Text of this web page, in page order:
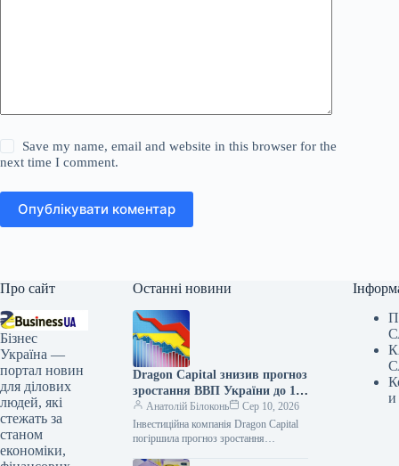
Save my name, email and website in this browser for the
next time I comment.
Опублікувати коментар
Про сайт
Бізнес
Україна —
портал новин
для ділових
людей, які
стежать за
станом
економіки,
Останні новини
Dragon Capital знизив прогноз
зростання ВВП України до 1%
у 2026 році
Анатолій Білоконь
Сер 10, 2026
Інвестиційна компанія Dragon Capital
погіршила прогноз зростання
и